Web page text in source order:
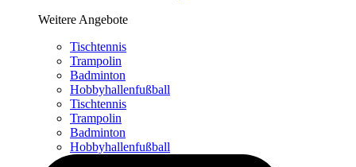
Weitere Angebote
Tischtennis
Trampolin
Badminton
Hobbyhallenfußball
Tischtennis
Trampolin
Badminton
Hobbyhallenfußball